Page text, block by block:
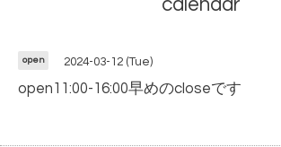
calendar
open 2024-03-12 (Tue)
open11:00-16:00早めのcloseです